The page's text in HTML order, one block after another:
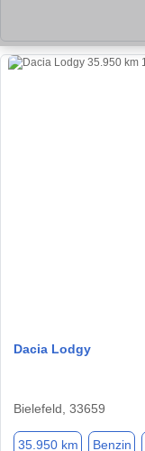
Dacia Lodgy
Bielefeld, 33659
35.950 km Benzin